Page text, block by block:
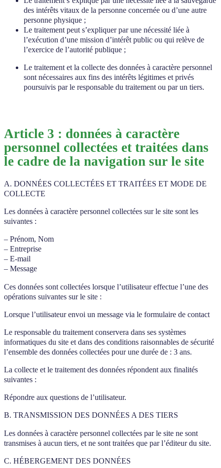
des intérêts vitaux de la personne concernée ou d’une autre
personne physique ;
Le traitement peut s’expliquer par une nécessité liée à
l’exécution d’une mission d’intérêt public ou qui relève de
l’exercice de l’autorité publique ;
Le traitement et la collecte des données à caractère personnel
sont nécessaires aux fins des intérêts légitimes et privés
poursuivis par le responsable du traitement ou par un tiers.
Article 3 : données à caractère
personnel collectées et traitées dans
le cadre de la navigation sur le site
A. DONNÉES COLLECTÉES ET TRAITÉES ET MODE DE
COLLECTE
Les données à caractère personnel collectées sur le site sont les
suivantes :
– Prénom, Nom
– Entreprise
– E-mail
– Message
Ces données sont collectées lorsque l’utilisateur effectue l’une des
opérations suivantes sur le site :
Lorsque l’utilisateur envoi un message via le formulaire de contact
Le responsable du traitement conservera dans ses systèmes
informatiques du site et dans des conditions raisonnables de sécurité
l’ensemble des données collectées pour une durée de : 3 ans.
La collecte et le traitement des données répondent aux finalités
suivantes :
Répondre aux questions de l’utilisateur.
B. TRANSMISSION DES DONNÉES A DES TIERS
Les données à caractère personnel collectées par le site ne sont
transmises à aucun tiers, et ne sont traitées que par l’éditeur du site.
C. HÉBERGEMENT DES DONNÉES